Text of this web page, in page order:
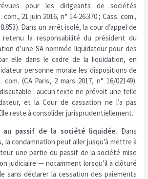
pour les dirigeants de sociétés
21 juin 2016, n° 14-26.370 ; Cass. com.,
Dans un arrêt isolé, la cour d’appel de
retenu la responsabilité du président du
d’une SA nommée liquidateur pour des
elle dans le cadre de la liquidation, en
personne morale les dispositions de
com. (CA Paris, 2 mars 2017, n° 16/02149).
: aucun texte ne prévoit une telle
et la Cour de cassation ne l’a pas
reste à consolider jurisprudentiellement.
au passif de la société liquidée. Dans
la condamnation peut aller jusqu’à mettre à
une partie du passif de la société mise
judiciaire — notamment lorsqu’il a clôturé
sans déclarer la cessation des paiements